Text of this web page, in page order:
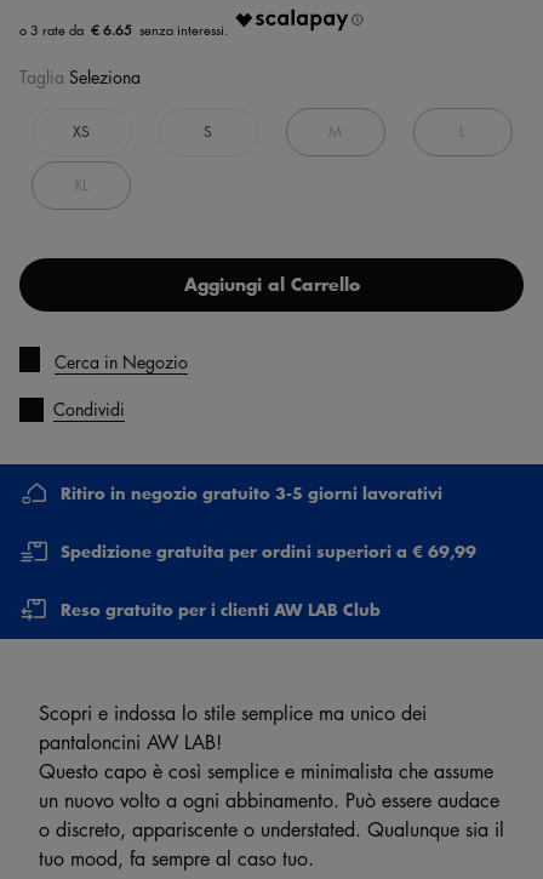
€ 6.65
Taglia Seleziona
XS S M L
XL
Aggiungi al Carrello
Cerca in Negozio
Condividi
Ritiro in negozio gratuito 3-5 giorni lavorativi
Spedizione gratuita per ordini superiori a € 69,99
Reso gratuito per i clienti AW LAB Club
Scopri e indossa lo stile semplice ma unico dei
pantaloncini AW LAB!
Questo capo è così semplice e minimalista che assume
un nuovo volto a ogni abbinamento. Può essere audace
o discreto, appariscente o understated. Qualunque sia il
tuo mood, fa sempre al caso tuo.